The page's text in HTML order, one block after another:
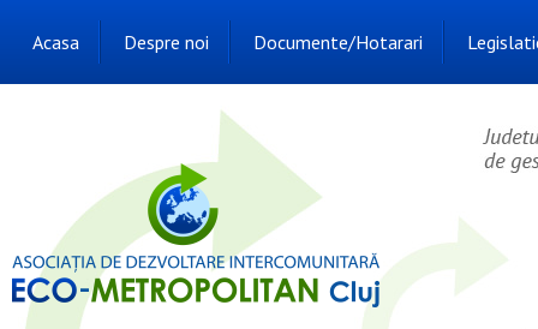
Acasa Despre noi Documente/Hotarari